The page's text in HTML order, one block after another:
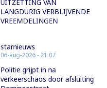
UITZETTING VAN
LANGDURIG VERBLIJVENDE
VREEMDELINGEN
starnieuws
06-aug-2026 - 21:07
Politie grijpt in na
verkeerschaos door afsluiting